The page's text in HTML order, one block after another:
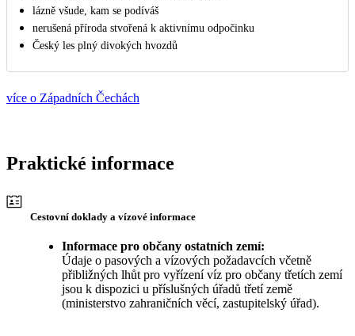
lázně všude, kam se podíváš
nerušená příroda stvořená k aktivnímu odpočinku
Český les plný divokých hvozdů
více o Západních Čechách
Praktické informace
Cestovní doklady a vízové informace
Informace pro občany ostatních zemí:
Údaje o pasových a vízových požadavcích včetně
přibližných lhůt pro vyřízení víz pro občany třetích zemí
jsou k dispozici u příslušných úřadů třetí země
(ministerstvo zahraničních věcí, zastupitelský úřad).